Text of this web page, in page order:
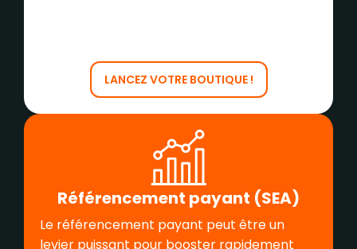
LANCEZ VOTRE BOUTIQUE !
Référencement payant (SEA)
Le référencement payant peut être un
levier puissant pour booster rapidement